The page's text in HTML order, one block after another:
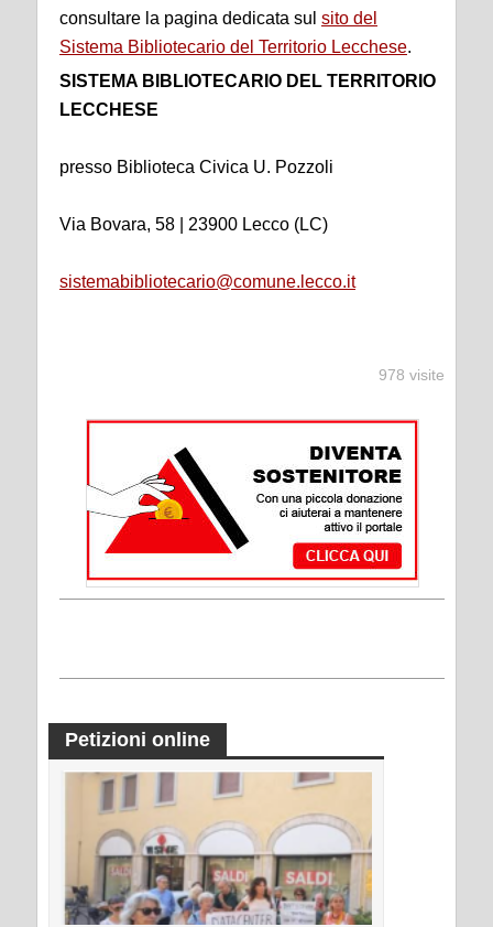
consultare la pagina dedicata sul sito del
Sistema Bibliotecario del Territorio Lecchese.
SISTEMA BIBLIOTECARIO DEL TERRITORIO
LECCHESE
presso Biblioteca Civica U. Pozzoli
Via Bovara, 58 | 23900 Lecco (LC)
sistemabibliotecario@comune.lecco.it
978 visite
Petizioni online